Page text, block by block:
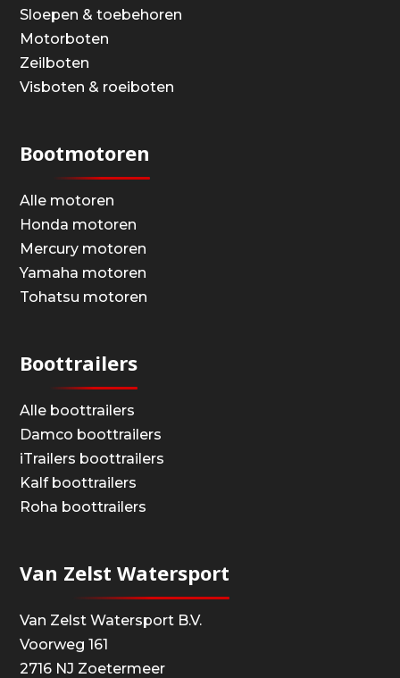
Sloepen & toebehoren
Motorboten
Zeilboten
Visboten & roeiboten
Bootmotoren
Alle motoren
Honda motoren
Mercury motoren
Yamaha motoren
Tohatsu motoren
Boottrailers
Alle boottrailers
Damco boottrailers
iTrailers boottrailers
Kalf boottrailers
Roha boottrailers
Van Zelst Watersport
Van Zelst Watersport B.V.
Voorweg 161
2716 NJ Zoetermeer